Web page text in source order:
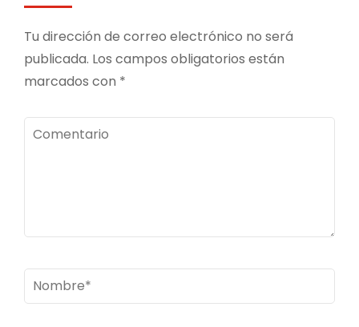
Tu dirección de correo electrónico no será
publicada. Los campos obligatorios están
marcados con *
Comentario
Nombre*